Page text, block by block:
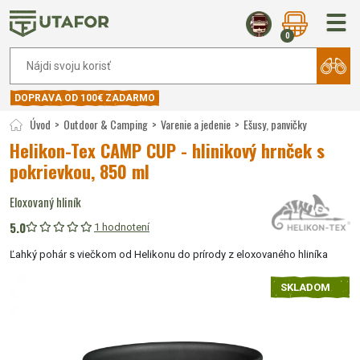
0
DOPRAVA OD 100€ ZADARMO
Úvod Outdoor & Camping Varenie a jedenie Ešusy, panvičky
Helikon-Tex CAMP CUP - hlinikový hrnček s
pokrievkou, 850 ml
Eloxovaný hliník
5.0
1 hodnotení
Ľahký pohár s viečkom od Helikonu do prírody z eloxovaného hliníka
SKLADOM